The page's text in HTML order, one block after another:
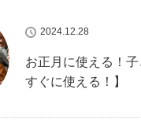
2024.12.28
お正月に使える！
すぐに使える！】